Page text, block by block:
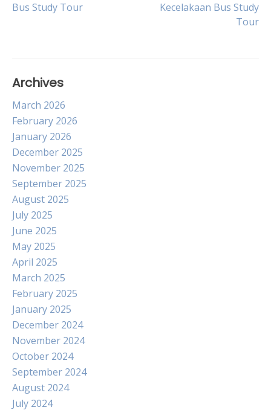
navigation
Bus Study Tour
Kecelakaan Bus Study
Tour
Archives
March 2026
February 2026
January 2026
December 2025
November 2025
September 2025
August 2025
July 2025
June 2025
May 2025
April 2025
March 2025
February 2025
January 2025
December 2024
November 2024
October 2024
September 2024
August 2024
July 2024